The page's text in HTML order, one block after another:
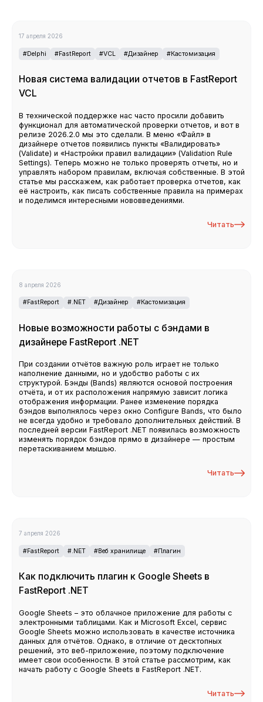
17 апреля 2026
#Delphi #FastReport #VCL #Дизайнер #Кастомизация
Новая система валидации отчетов в FastReport
VCL
В технической поддержке нас часто просили добавить
функционал для автоматической проверки отчетов, и вот в
релизе 2026.2.0 мы это сделали. В меню «Файл» в
дизайнере отчетов появились пункты «Валидировать»
(Validate) и «Настройки правил валидации» (Validation Rule
Settings). Теперь можно не только проверять отчеты, но и
управлять набором правилам, включая собственные. В этой
статье мы расскажем, как работает проверка отчетов, как
её настроить, как писать собственные правила на примерах
и поделимся интересными нововведениями.
Читать
8 апреля 2026
#FastReport #.NET #Дизайнер #Кастомизация
Новые возможности работы с бэндами в
дизайнере FastReport .NET
При создании отчётов важную роль играет не только
наполнение данными, но и удобство работы с их
структурой. Бэнды (Bands) являются основой построения
отчёта, и от их расположения напрямую зависит логика
отображения информации. Ранее изменение порядка
бэндов выполнялось через окно Configure Bands, что было
не всегда удобно и требовало дополнительных действий. В
последней версии FastReport .NET появилась возможность
изменять порядок бэндов прямо в дизайнере — простым
перетаскиванием мышью.
Читать
7 апреля 2026
#FastReport #.NET #Веб хранилище #Плагин
Как подключить плагин к Google Sheets в
FastReport .NET
Google Sheets – это облачное приложение для работы с
электронными таблицами. Как и Microsoft Excel, сервис
Google Sheets можно использовать в качестве источника
данных для отчётов. Однако, в отличие от десктопных
решений, это веб-приложение, поэтому подключение
имеет свои особенности. В этой статье рассмотрим, как
начать работу с Google Sheets в FastReport .NET.
Читать